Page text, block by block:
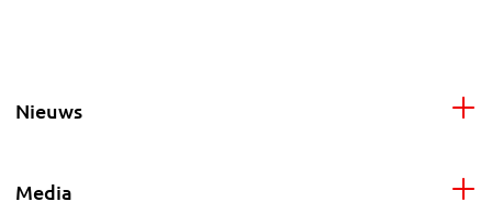
Nieuws
Media